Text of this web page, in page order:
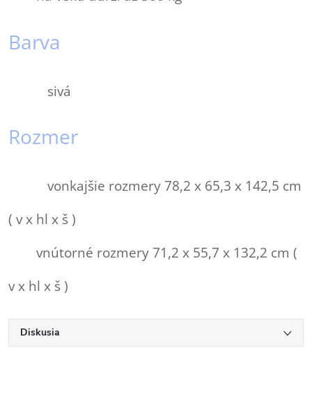
Barva
sivá
Rozmer
vonkajšie rozmery 78,2 x 65,3 x 142,5 cm
( v x hl x š )
vnútorné rozmery 71,2 x 55,7 x 132,2 cm (
v x hl x š )
Diskusia